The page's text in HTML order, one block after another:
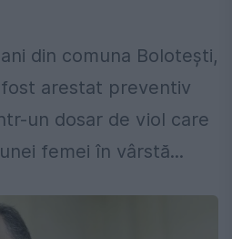
din comuna Bolotești,
arestat preventiv
un dosar de viol care
femei în vârstă...